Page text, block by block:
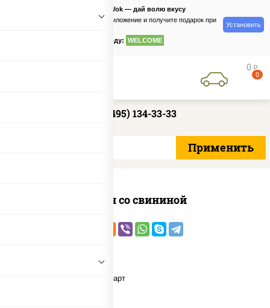
PizzaSushiWok — дай волю вкусу
Скачайте приложение и получите подарок при
по промокоду: WELCOME
Установить
0 руб
0
+7 (495) 134-33-33
Тяхан со свининой